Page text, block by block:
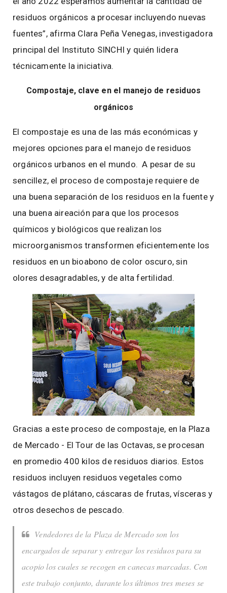
residuos orgánicos a procesar incluyendo nuevas
fuentes”, afirma Clara Peña Venegas, investigadora
principal del Instituto SINCHI y quién lidera
técnicamente la iniciativa.
Compostaje, clave en el manejo de residuos
orgánicos
El compostaje es una de las más económicas y
mejores opciones para el manejo de residuos
orgánicos urbanos en el mundo. A pesar de su
sencillez, el proceso de compostaje requiere de
una buena separación de los residuos en la fuente y
una buena aireación para que los procesos
químicos y biológicos que realizan los
microorganismos transformen eficientemente los
residuos en un bioabono de color oscuro, sin
olores desagradables, y de alta fertilidad.
Gracias a este proceso de compostaje, en la Plaza
de Mercado - El Tour de las Octavas, se procesan
en promedio 400 kilos de residuos diarios. Estos
residuos incluyen residuos vegetales como
vástagos de plátano, cáscaras de frutas, vísceras y
otros desechos de pescado.
Vendedores de la Plaza de Mercado son los
encargados de separar y entregar los residuos para su
acopio los cuales se recogen en canecas marcadas. Con
este trabajo conjunto, durante los últimos tres meses se